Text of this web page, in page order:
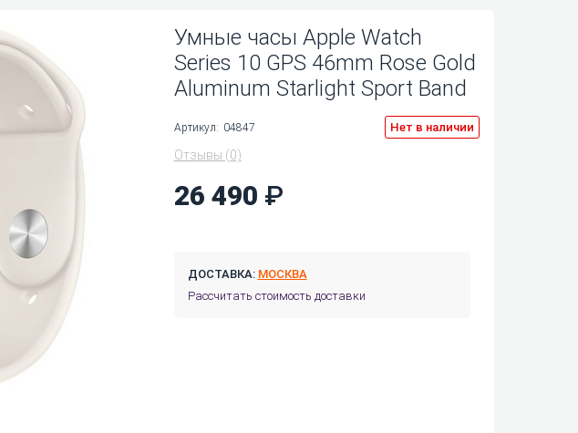
Умные часы Apple Watch
Series 10 GPS 46mm Rose Gold
Aluminum Starlight Sport Band
Артикул: 04847 Нет в наличии
Отзывы (0)
26 490
ДОСТАВКА: МОСКВА
Рассчитать стоимость доставки